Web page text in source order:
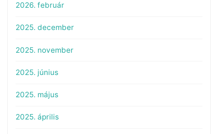
2026. február
2025. december
2025. november
2025. június
2025. május
2025. április